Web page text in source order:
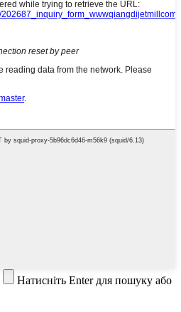
Натисніть Enter для пошуку або